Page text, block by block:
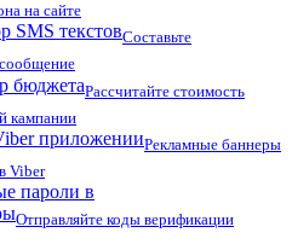
на сайте
SMS текстовСоставьте
бюджетаРассчитайте стоимость
кампании
приложенииРекламные баннеры
Viber
пароли в
Отправляйте коды верификации